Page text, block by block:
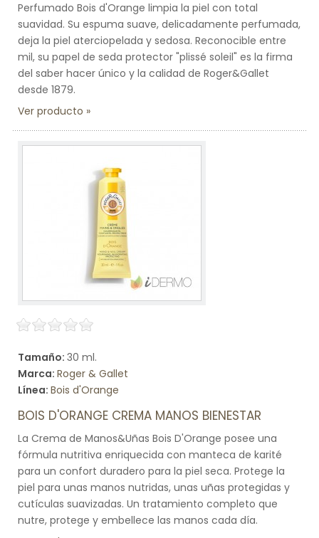
Perfumado Bois d'Orange limpia la piel con total
suavidad. Su espuma suave, delicadamente perfumada,
deja la piel aterciopelada y sedosa. Reconocible entre
mil, su papel de seda protector "plissé soleil" es la firma
del saber hacer único y la calidad de Roger&Gallet
desde 1879.
Ver producto
Tamaño: 30 ml.
Marca: Roger & Gallet
Línea: Bois d'Orange
BOIS D'ORANGE CREMA MANOS BIENESTAR
La Crema de Manos&Uñas Bois D'Orange posee una
fórmula nutritiva enriquecida con manteca de karité
para un confort duradero para la piel seca. Protege la
piel para unas manos nutridas, unas uñas protegidas y
cutículas suavizadas. Un tratamiento completo que
nutre, protege y embellece las manos cada día.